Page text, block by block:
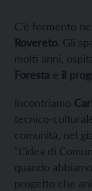
C’è fermento
Rovereto. Gli
molti anni,
Foresta e il
Incontriamo
tecnico-
comunità, nel
“L’idea di
quando
progetto che